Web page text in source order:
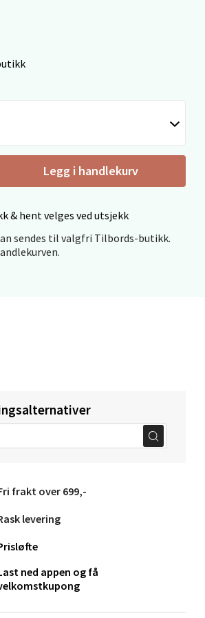
Legg i handlekurv
& hent velges ved utsjekk
sendes til valgfri Tilbords-butikk.
frakt over 699,-
levering
ned appen og få
Senter Malmporten
Narvik
20
vei 52, 5147 Fyllingsdalen
21
Sunndalsvegen 3, 7340 Oppdal